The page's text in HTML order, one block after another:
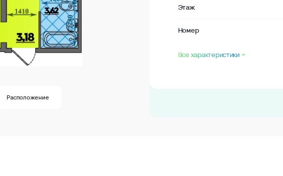
Расположение
Этаж
Номер
Все характеристики